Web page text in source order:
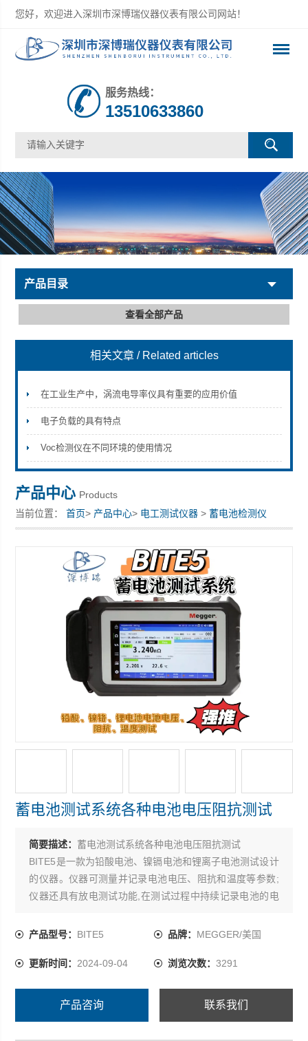
您好，欢迎进入深圳市深博瑞仪器仪表有限公司网站！
深圳市深博瑞仪器仪表有限公司
服务热线：
13510633860
产品目录
查看全部产品
相关文章 / Related articles
在工业生产中，涡流电导率仪具有重要的应用价值
电子负载的具有特点
Voc检测仪在不同环境的使用情况
产品中心 Products
当前位置：首页> 产品中心> 电工测试仪器 >蓄电池检测仪
蓄电池测试系统各种电池电压阻抗测试
简要描述： 蓄电池测试系统各种电池电压阻抗测试
BITE5是一款为铅酸电池、镍镉电池和锂离子电池测试设计
的仪器。仪器可测量并记录电池电压、阻抗和温度等参数;
仪器还具有放电测试功能,在测试过程中持续记录电池的电
产品型号： BITE5 品牌： MEGGER/美国
更新时间： 2024-09-04 浏览次数： 3291
产品咨询 联系我们